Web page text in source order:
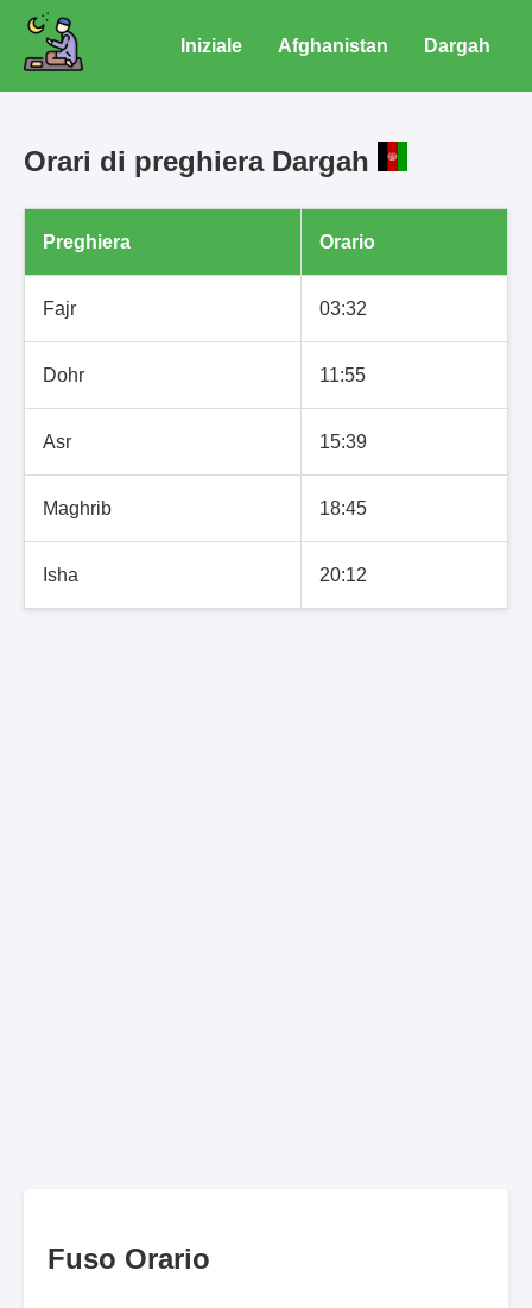
Iniziale Afghanistan Dargah
Orari di preghiera Dargah
Preghiera Orario
Fajr 03:32
Dohr 11:55
Asr 15:39
Maghrib 18:45
Isha 20:12
Fuso Orario